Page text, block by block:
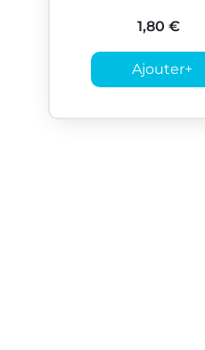
1,80 €
Ajouter+